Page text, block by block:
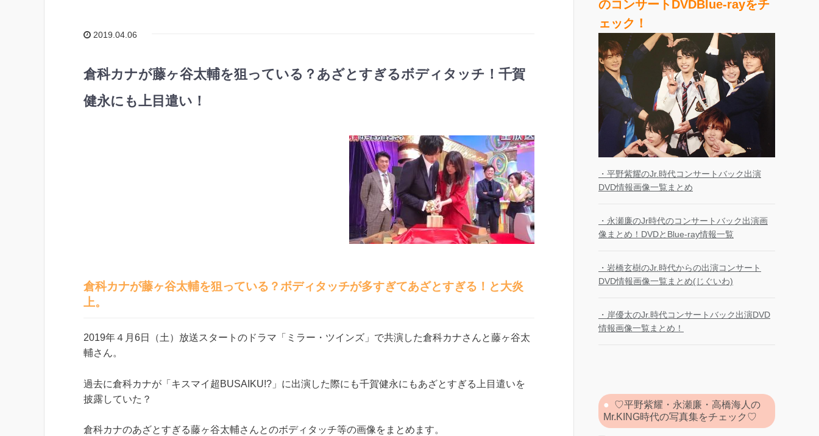
2019.04.06
倉科カナが藤ヶ谷太輔を狙っている？あざとすぎるボディタッチ！千賀
健永にも上目遣い！
倉科カナが藤ヶ谷太輔を狙っている？ボディタッチが多すぎてあざとすぎる！と大炎
上。
2019年４月6日（土）放送スタートのドラマ「ミラー・ツインズ」で共演した倉科カナさんと藤ヶ谷太
輔さん。
過去に倉科カナが「キスマイ超BUSAIKU!?」に出演した際にも千賀健永にもあざとすぎる上目遣いを
披露していた？
倉科カナのあざとすぎる藤ヶ谷太輔さんとのボディタッチ等の画像をまとめます。
のコンサートDVDBlue-rayをチ
ェック！
・平野紫耀のJr.時代コンサートバック出演
DVD情報画像一覧まとめ
・永瀬廉のJr時代のコンサートバック出演画
像まとめ！DVDとBlue-ray情報一覧
・岩橋玄樹のJr.時代からの出演コンサート
DVD情報画像一覧まとめ(じぐいわ)
・岸優太のJr.時代コンサートバック出演DVD
情報画像一覧まとめ！
♡平野紫耀・永瀬廉・高橋海人の
Mr.KING時代の写真集をチェック♡